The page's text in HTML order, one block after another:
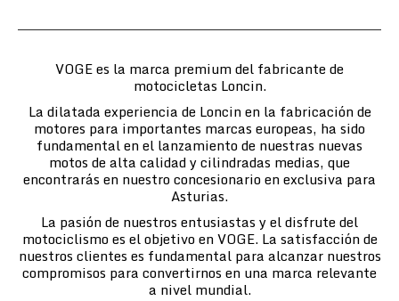
VOGE es la marca premium del fabricante de
motocicletas Loncin.
La dilatada experiencia de Loncin en la fabricación de
motores para importantes marcas europeas, ha sido
fundamental en el lanzamiento de nuestras nuevas
motos de alta calidad y cilindradas medias, que
encontrarás en nuestro concesionario en exclusiva para
Asturias.
La pasión de nuestros entusiastas y el disfrute del
motociclismo es el objetivo en VOGE. La satisfacción de
nuestros clientes es fundamental para alcanzar nuestros
compromisos para convertirnos en una marca relevante
a nivel mundial.